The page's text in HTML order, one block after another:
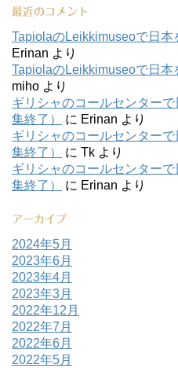
最近のコメント
TapiolaのLeikkimuseoで日本
Erinan より
TapiolaのLeikkimuseoで日本
miho より
ギリシャのコールセンター
集終了）
に Erinan より
ギリシャのコールセンター
集終了）
に Tk より
ギリシャのコールセンター
集終了）
に Erinan より
アーカイブ
2024年5月
2023年6月
2023年4月
2023年3月
2022年12月
2022年7月
2022年6月
2022年5月